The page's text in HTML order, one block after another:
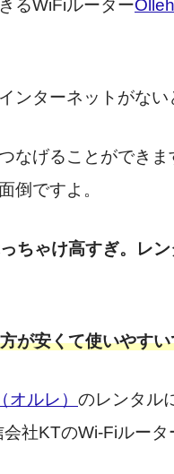
るWiFiルーター
ンターネットがない
なげることができま
倒ですよ。
ちゃけ高すぎ。レ
が安くて使いやす
オルレ） のレンタル
社KTのWi-Fiルータ